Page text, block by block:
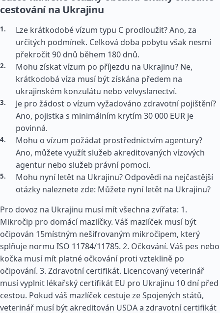
cestování na Ukrajinu
Lze krátkodobé vízum typu C prodloužit? Ano, za
určitých podmínek. Celková doba pobytu však nesmí
překročit 90 dnů během 180 dnů.
Mohu získat vízum po příjezdu na Ukrajinu? Ne,
krátkodobá víza musí být získána předem na
ukrajinském konzulátu nebo velvyslanectví.
Je pro žádost o vízum vyžadováno zdravotní pojištění?
Ano, pojistka s minimálním krytím 30 000 EUR je
povinná.
Mohu o vízum požádat prostřednictvím agentury?
Ano, můžete využít služeb akreditovaných vízových
agentur nebo služeb právní pomoci.
Mohu nyní letět na Ukrajinu? Odpovědi na nejčastější
otázky naleznete zde: Můžete nyní letět na Ukrajinu?
Pro dovoz na Ukrajinu musí mít všechna zvířata: 1.
Mikročip pro domácí mazlíčky. Váš mazlíček musí být
očipován 15místným nešifrovaným mikročipem, který
splňuje normu ISO 11784/11785. 2. Očkování. Váš pes nebo
kočka musí mít platné očkování proti vzteklině po
očipování. 3. Zdravotní certifikát. Licencovaný veterinář
musí vyplnit lékařský certifikát EU pro Ukrajinu 10 dní před
cestou. Pokud váš mazlíček cestuje ze Spojených států,
veterinář musí být akreditován USDA a zdravotní certifikát